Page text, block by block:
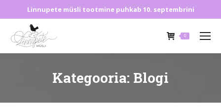
Linnupete müsli tootmine puhkab 10. septembrini
0
Kategooria: Blogi